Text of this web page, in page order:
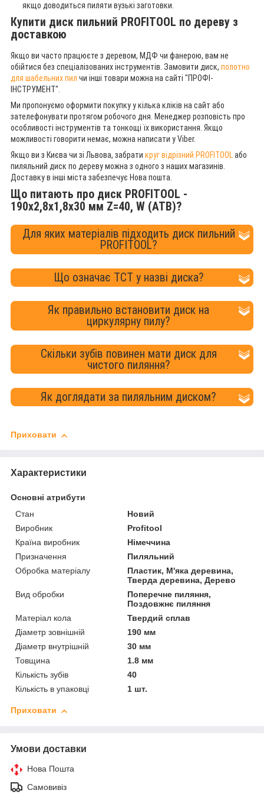
якщо доводиться пиляти вузькі заготовки.
Купити диск пильний PROFITOOL по дереву з
доставкою
Якщо ви часто працюєте з деревом, МДФ чи фанерою, вам не
обійтися без спеціалізованих інструментів. Замовити диск, полотно
для шабельних пил чи інші товари можна на сайті "ПРОФІ-
ІНСТРУМЕНТ".
Ми пропонуємо оформити покупку у кілька кліків на сайт або
зателефонувати протягом робочого дня. Менеджер розповість про
особливості інструментів та тонкощі їх використання. Якщо
можливості говорити немає, можна написати у Viber.
Якщо ви з Києва чи зі Львова, забрати круг відрізний PROFITOOLабо
пиляльний диск по дереву можна з одного з наших магазинів.
Доставку в інші міста забезпечує Нова пошта.
Що питають про диск PROFITOOL -
190х2,8х1,8х30 мм Z=40, W (ATB)?
Для яких матеріалів підходить диск пильний
PROFITOOL?
Що означає TCT у назві диска?
Як правильно встановити диск на
циркулярну пилу?
Скільки зубів повинен мати диск для
чистого пиляння?
Як доглядати за пиляльним диском?
Приховати
Характеристики
Основні атрибути
Стан
Новий
Виробник
Profitool
Країна виробник
Німеччина
Призначення
Пиляльний
Обробка матеріалу
Пластик, М'яка деревина,
Тверда деревина, Дерево
Вид обробки
Поперечне пиляння,
Поздовжнє пиляння
Матеріал кола
Твердий сплав
Діаметр зовнішній
190 мм
Діаметр внутрішній
30 мм
Товщина
1.8 мм
Кількість зубів
40
Кількість в упаковці
1 шт.
Приховати
Умови доставки
Нова Пошта
Самовивіз